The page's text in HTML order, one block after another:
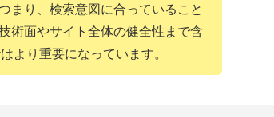
まり、検索意図に合っていること
術面やサイト全体の健全性まで含
より重要になっています。